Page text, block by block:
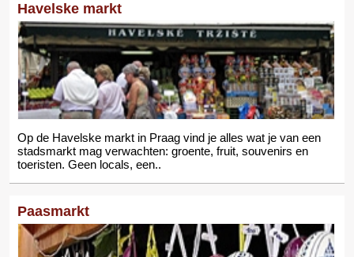
Havelske markt
Op de Havelske markt in Praag vind je alles wat je van een
stadsmarkt mag verwachten: groente, fruit, souvenirs en
toeristen. Geen locals, een..
Paasmarkt